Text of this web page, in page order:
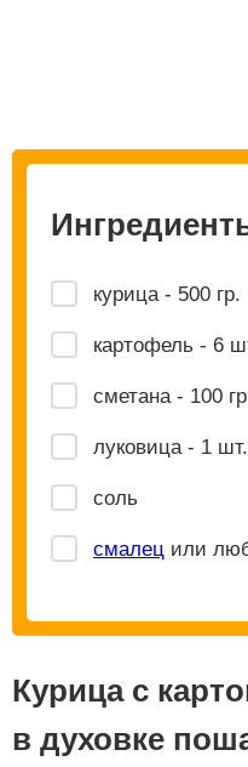
курица - 500 гр.
картофель - 6
сметана - 100
луковица - 1 шт.
соль
смалец или
Курица с
в духовке